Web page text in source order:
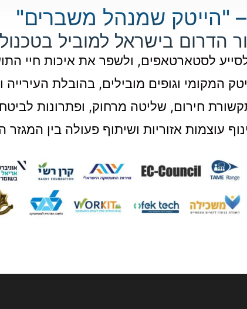
– "הייטק שמנהל משברים"
הדרום בישראל למוביל
לסטארטאפים, ולשפר את איכות חיי
המקומי וגופים מובילים, בהובלת
חירום, שליטה מרחוק, ופתרונות
עוצמות אזוריות ושיתוף פעולה בין המגזר